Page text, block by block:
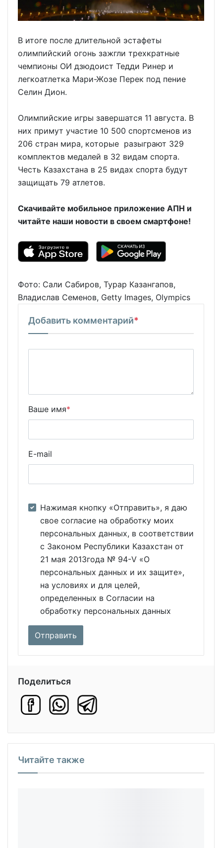
В итоге после длительной эстафеты
олимпийский огонь зажгли трехкратные
чемпионы ОИ дзюдоист Тедди Ринер и
легкоатлетка Мари-Жозе Перек под пение
Селин Дион.
Олимпийские игры завершатся 11 августа. В
них примут участие 10 500 спортсменов из
206 стран мира, которые разыграют 329
комплектов медалей в 32 видам спорта.
Честь Казахстана в 25 видах спорта будут
защищать 79 атлетов.
Скачивайте мобильное приложение АПН и
читайте наши новости в своем смартфоне!
Фото: Сали Сабиров, Турар Казангапов,
Владислав Семенов, Getty Images, Olympics
Добавить комментарий*
Ваше имя*
E-mail
Нажимая кнопку «Отправить», я даю
свое согласие на обработку моих
персональных данных, в соответствии
с Законом Республики Казахстан от
21 мая 2013года № 94-V «О
персональных данных и их защите»,
на условиях и для целей,
определенных в Согласии на
обработку персональных данных
Поделиться
Читайте также